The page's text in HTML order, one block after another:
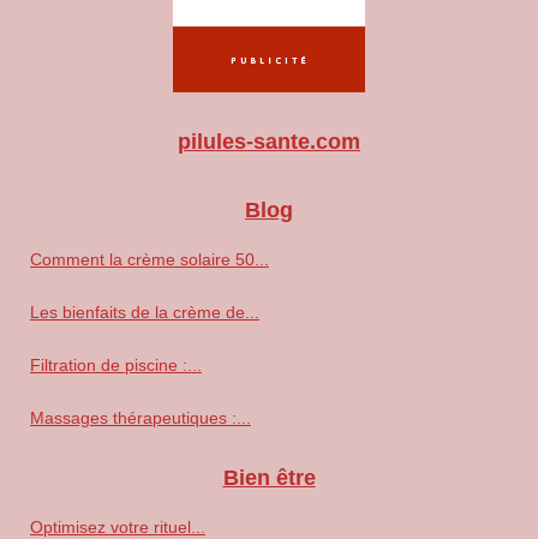
pilules-sante.com
Blog
Comment la crème solaire 50...
Les bienfaits de la crème de...
Filtration de piscine :...
Massages thérapeutiques :...
Bien être
Optimisez votre rituel...